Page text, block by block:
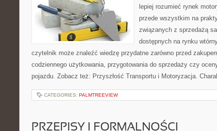
lepiej rozumieć rynek
przede wszystkim na
związanych z sprzedażą
dostępnych na rynku
czytelnik może znaleźć wiedzę przydatne zarówno przed
codziennego użytkowania, przygotowania do sprzedaży czy
pojazdu. Zobacz też: Przyszłość Transportu i Motoryzacja.
CATEGORIES: PALMTREEVIEW
PRZEPISY I FORMALNOŚCI